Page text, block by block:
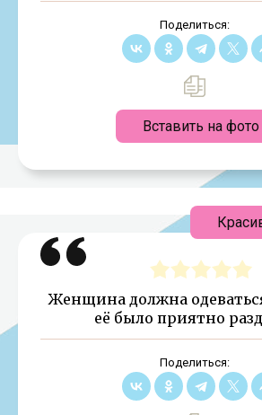
Поделиться:
Вставить на фото
Женщина должна
её было приятно
Поделиться: